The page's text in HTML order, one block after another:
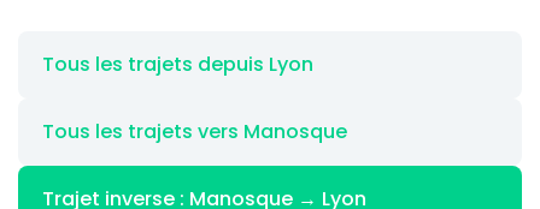
Tous les trajets depuis Lyon
Tous les trajets vers Manosque
Trajet inverse : Manosque → Lyon